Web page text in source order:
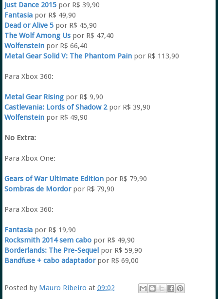
Just Dance 2015por R$ 39,90
Fantasiapor R$ 49,90
Dead or Alive 5 por R$ 45,90
The Wolf Among Us por R$ 47,40
Wolfensteinpor R$ 66,40
Metal Gear Solid V: The Phantom Painpor R$ 113,90
Para Xbox 360:
Metal Gear Risingpor R$ 9,90
Castlevania: Lords of Shadow 2 por R$ 39,90
Wolfensteinpor R$ 49,90
No Extra:
Para Xbox One:
Gears of War Ultimate Editionpor R$ 79,90
Sombras de Mordor por R$ 79,90
Para Xbox 360:
Fantasiapor R$ 19,90
Rocksmith 2014 sem cabopor R$ 49,90
Borderlands: The Pre-Sequelpor R$ 59,90
Bandfuse + cabo adaptadorpor R$ 69,00
Posted by Mauro Ribeiro at 09:02